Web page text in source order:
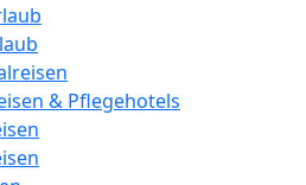
& Pflegehotels